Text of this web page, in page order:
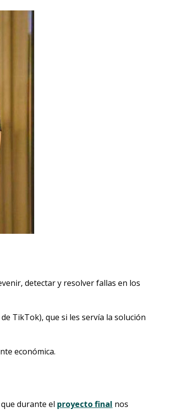
detectar y resolver fallas en los
TikTok), que si les servía la solución
económica.
durante el proyecto final nos